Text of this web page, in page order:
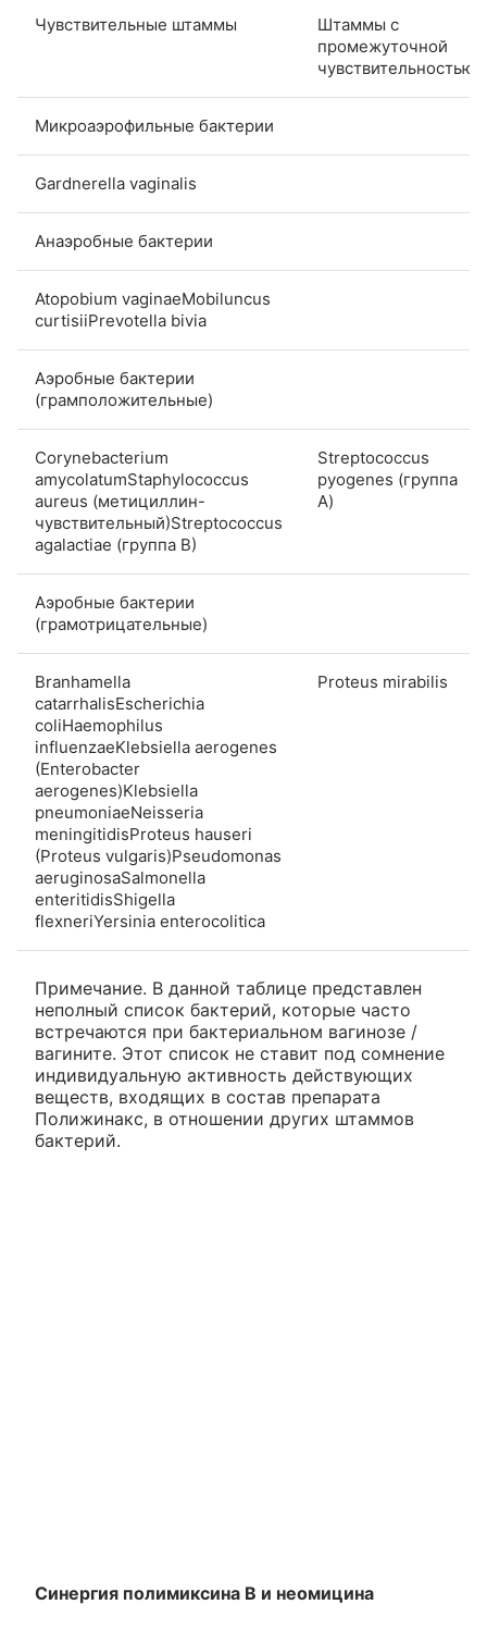
Чувствительные штаммы
Штаммы с
промежуточной
чувствительностью
Микроаэрофильные бактерии
Gardnerella vaginalis
Анаэробные бактерии
Atopobium vaginaeMobiluncus
curtisiiPrevotella bivia
Аэробные бактерии
(грамположительные)
Corynebacterium
amycolatumStaphylococcus
aureus (метициллин-
чувствительный)Streptococcus
agalactiae (группа B)
Streptococcus
pyogenes (группа
А)
Аэробные бактерии
(грамотрицательные)
Branhamella
catarrhalisEscherichia
coliHaemophilus
influenzaeKlebsiella aerogenes
(Enterobacter
aerogenes)Klebsiella
pneumoniaeNeisseria
meningitidisProteus hauseri
(Proteus vulgaris)Pseudomonas
aeruginosaSalmonella
enteritidisShigella
flexneriYersinia enterocolitica
Proteus mirabilis
Примечание. В данной таблице представлен
неполный список бактерий, которые часто
встречаются при бактериальном вагинозе /
вагините. Этот список не ставит под сомнение
индивидуальную активность действующих
веществ, входящих в состав препарата
Полижинакс, в отношении других штаммов
бактерий.
Синергия полимиксина В и неомицина